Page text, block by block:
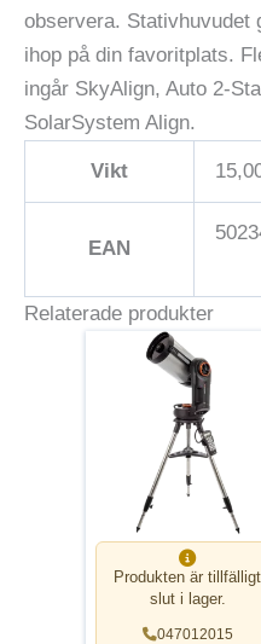
observera. Stativhuvudet
ihop på din favoritplats.
ingår SkyAlign, Auto 2-
SolarSystem Align.
Vikt
EAN
Relaterade produkter
Produkten är tillfälligt
slut i lager.
047012015